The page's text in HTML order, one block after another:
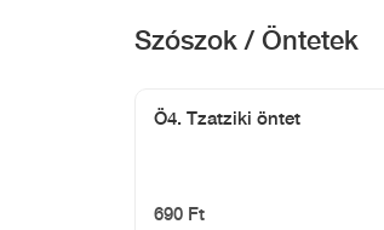
Szószok / Öntetek
Ö4. Tzatziki öntet
690 Ft